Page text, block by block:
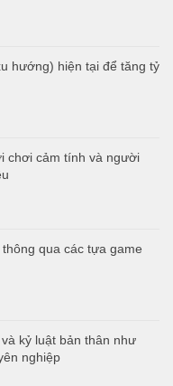
hướng) hiện tại để tăng tỷ
chơi cảm tính và người
qua các tựa game
kỷ luật bản thân như
nghiệp